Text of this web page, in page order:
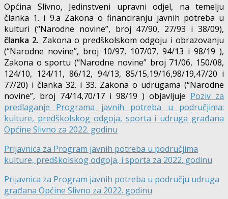
Općina Slivno, Jedinstveni upravni odjel, na temelju
članka 1. i 9.a Zakona o financiranju javnih potreba u
kulturi (“Narodne novine”, broj 47/90, 27/93 i 38/09),
članka 2. Zakona o predškolskom odgoju i obrazovanju
(“Narodne novine”, broj 10/97, 107/07, 94/13 i 98/19 ),
Zakona o sportu (“Narodne novine” broj 71/06, 150/08,
124/10, 124/11, 86/12, 94/13, 85/15,19/16,98/19,47/20 i
77/20) i članka 32. i 33. Zakona o udrugama (“Narodne
novine”, broj 74/14,70/17 i 98/19 ) objavljuje Poziv za
predlaganje Programa javnih potreba u područjima:
kulture, predškolskog odgoja, sporta i udruga građana
Općine Slivno za 2022. godinu
Prijavnica za Program javnih potreba u područjima
kulture, predškolskog odgoja, i sporta za 2022. godinu
Prijavnica za Program javnih potreba u području udruga
građana Općine Slivno za 2022. godinu